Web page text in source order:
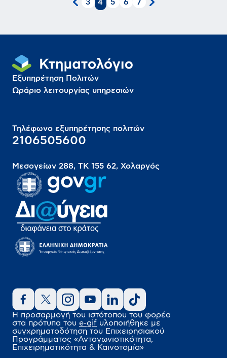
3 4 5 6 7
Εξυπηρέτηση Πολιτών
Ωράριο λειτουργίας υπηρεσιών
Τηλέφωνο εξυπηρέτησης πολιτών
2106505600
Μεσογείων 288, ΤΚ 155 62, Χολαργός
Η προσαρμογή του ιστότοπου του φορέα
στα πρότυπα του e-gif υλοποιήθηκε με
συγχρηματοδότηση του Επιχειρησιακού
Προγράμματος «Ανταγωνιστικότητα,
Επιχειρηματικότητα & Καινοτομία»